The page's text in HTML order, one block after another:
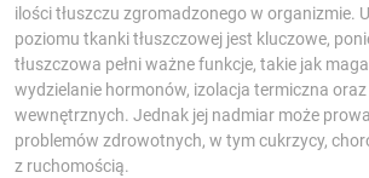
ilości tłuszczu zgromadzonego w organizmie.
poziomu tkanki tłuszczowej jest kluczowe,
tłuszczowa pełni ważne funkcje, takie jak
wydzielanie hormonów, izolacja termiczna
wewnętrznych. Jednak jej nadmiar może
problemów zdrowotnych, w tym cukrzycy,
z ruchomością.